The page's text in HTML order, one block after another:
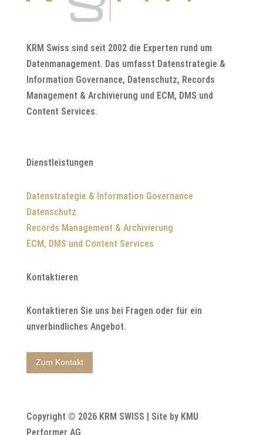
KRM Swiss sind seit 2002 die Experten rund um
Datenmanagement. Das umfasst Datenstrategie &
Information Governance, Datenschutz, Records
Management & Archivierung und ECM, DMS und
Content Services.
Dienstleistungen
Datenstrategie & Information Governance
Datenschutz
Records Management & Archivierung
ECM, DMS und Content Services
Kontaktieren
Kontaktieren Sie uns bei Fragen oder für ein
unverbindliches Angebot.
Zum Kontakt
Copyright © 2026 KRM SWISS | Site by KMU
Performer AG